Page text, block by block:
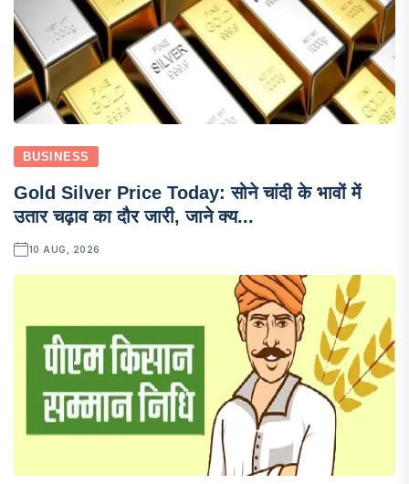
BUSINESS
Gold Silver Price Today: सोने चांदी के भावों में
उतार चढ़ाव का दौर जारी, जाने क्य...
10 AUG, 2026